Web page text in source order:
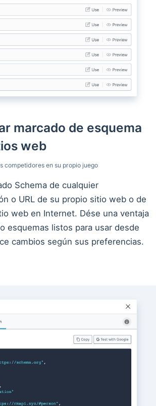
marcado de esquema
web
competidores en su propio juego
Schema de cualquier
o URL de su propio sitio web o de
web en Internet. Dése una ventaja
esquemas listos para usar desde
cambios según sus preferencias.